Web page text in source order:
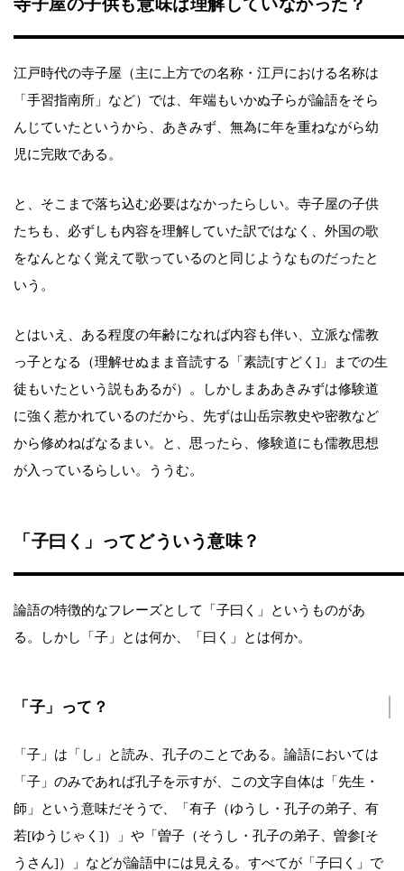
江戸時代の寺子屋（主に上方での名称・江戸における名称は
「手習指南所」など）では、年端もいかぬ子らが論語をそら
んじていたというから、あきみず、無為に年を重ねながら幼
児に完敗である。
と、そこまで落ち込む必要はなかったらしい。寺子屋の子供
たちも、必ずしも内容を理解していた訳ではなく、外国の歌
をなんとなく覚えて歌っているのと同じようなものだったと
いう。
とはいえ、ある程度の年齢になれば内容も伴い、立派な儒教
っ子となる（理解せぬまま音読する「素読[すどく]」までの生
徒もいたという説もあるが）。しかしまああきみずは修験道
に強く惹かれているのだから、先ずは山岳宗教史や密教など
から修めねばなるまい。と、思ったら、修験道にも儒教思想
が入っているらしい。ううむ。
「子曰く」ってどういう意味？
論語の特徴的なフレーズとして「子曰く」というものがあ
る。しかし「子」とは何か、「曰く」とは何か。
「子」って？
「子」は「し」と読み、孔子のことである。論語においては
「子」のみであれば孔子を示すが、この文字自体は「先生・
師」という意味だそうで、「有子（ゆうし・孔子の弟子、有
若[ゆうじゃく]）」や「曽子（そうし・孔子の弟子、曽参[そ
うさん]）」などが論語中には見える。すべてが「子曰く」で